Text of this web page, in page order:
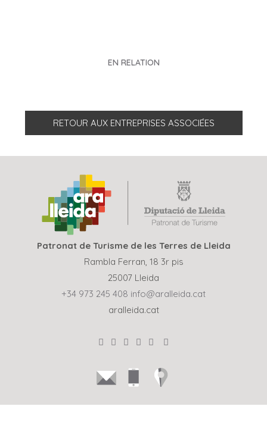
EN RELATION
RETOUR AUX ENTREPRISES ASSOCIÉES
Patronat de Turisme de les Terres de Lleida
Rambla Ferran, 18 3r pis
25007 Lleida
+34 973 245 408 info@aralleida.cat
aralleida.cat